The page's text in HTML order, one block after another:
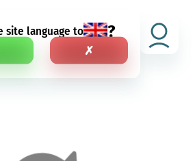
site language to ?
✗
RU